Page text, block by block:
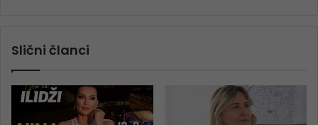
Slični članci